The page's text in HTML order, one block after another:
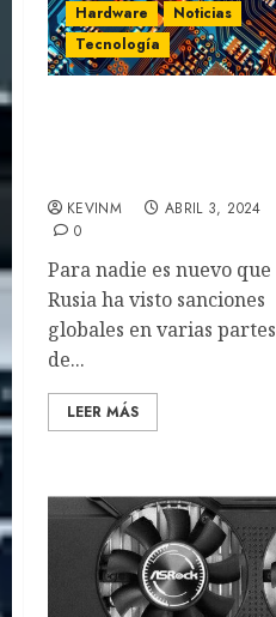
Hardware
Noticias
Tecnología
KEVINM
ABRIL 3, 2024
0
Para nadie es nuevo que
Rusia ha visto sanciones
globales en varias partes
de...
LEER MÁS